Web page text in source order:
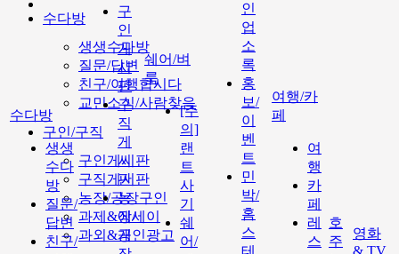
수다방
생생수다방
질문/답변
친구/여행합시다
교민소식/사람찾음
구인/구직
구인게시판
구직게시판
농장/공장구인
과제&에세이
과외&개인광고
수다방
생생
수다
방
질문/
답변
친구/
구
인
게
시
판
구
직
게
시
판
농
장/
공
쉐어/벼
룩
[주
의]
랜
트
사
기
쉐
어/
인
업
소
록
홍
보/
이
벤
트
민
박/
홈
스
테
여행/카
페
여
행
카
페
레
스
호
주
영화
& TV